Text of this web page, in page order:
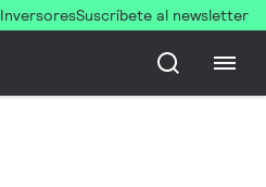
InversoresSuscríbete al newsletter